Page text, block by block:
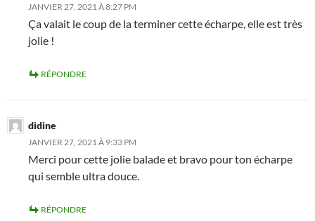
JANVIER 27, 2021 À 8:27 PM
Ça valait le coup de la terminer cette écharpe, elle est très
jolie !
RÉPONDRE
didine
JANVIER 27, 2021 À 9:33 PM
Merci pour cette jolie balade et bravo pour ton écharpe
qui semble ultra douce.
RÉPONDRE